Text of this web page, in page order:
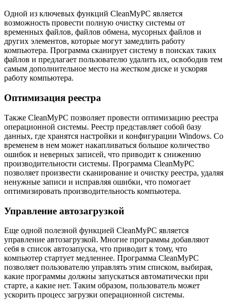
Одной из ключевых функций CleanMyPC является
возможность провести полную очистку системы от
временных файлов, файлов обмена, мусорных файлов и
других элементов, которые могут замедлить работу
компьютера. Программа сканирует систему в поисках таких
файлов и предлагает пользователю удалить их, освободив тем
самым дополнительное место на жестком диске и ускоряя
работу компьютера.
Оптимизация реестра
Также CleanMyPC позволяет провести оптимизацию реестра
операционной системы. Реестр представляет собой базу
данных, где хранятся настройки и конфигурации Windows. Со
временем в нем может накапливаться большое количество
ошибок и неверных записей, что приводит к снижению
производительности системы. Программа CleanMyPC
позволяет произвести сканирование и очистку реестра, удаляя
ненужные записи и исправляя ошибки, что помогает
оптимизировать производительность компьютера.
Управление автозагрузкой
Еще одной полезной функцией CleanMyPC является
управление автозагрузкой. Многие программы добавляют
себя в список автозапуска, что приводит к тому, что
компьютер стартует медленнее. Программа CleanMyPC
позволяет пользователю управлять этим списком, выбирая,
какие программы должны запускаться автоматически при
старте, а какие нет. Таким образом, пользователь может
ускорить процесс загрузки операционной системы.